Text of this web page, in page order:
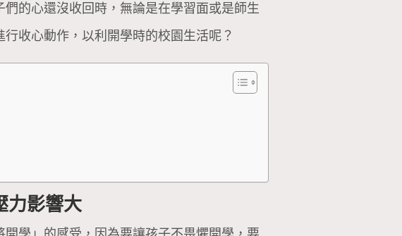
的心還沒收回時，無論是在學習面或是師生
收心動作，以利開學時的校園生活呢？
力影響大